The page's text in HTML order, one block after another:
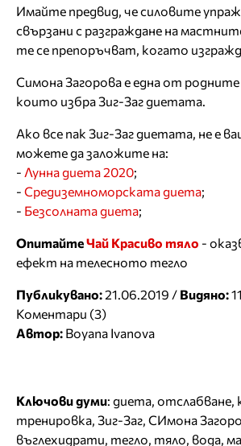
Имайте предвид, че силовите
свързани с разграждане на
те се препоръчват, когато
Симона Загорова е една от
които избра Зиг-Заг диетата.
Ако все пак Зиг-Заг диетата, не е
можете да заложите на:
- Лунна диета 2020;
- Средиземноморската диета;
- Безсолната диета;
ОпитайтеЧай Красиво тяло -
ефект на телесното тегло
Публикувано:21.06.2019 / Видяно:
Коментари (3)
Автор: Boyana Ivanova
Ключови думи: диета отслабване
тренировка Зиг-Заг СИмона
въглехидрати тегло тяло вода